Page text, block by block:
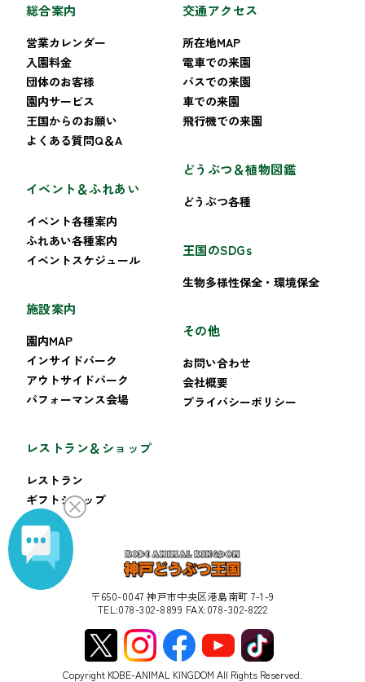
総合案内
営業カレンダー
入園料金
団体のお客様
園内サービス
王国からのお願い
よくある質問Q＆A
イベント＆ふれあい
イベント各種案内
ふれあい各種案内
イベントスケジュール
施設案内
園内MAP
インサイドパーク
アウトサイドパーク
パフォーマンス会場
レストラン＆ショップ
レストラン
ギフトショップ
交通アクセス
所在地MAP
電車での来園
バスでの来園
車での来園
飛行機での来園
どうぶつ＆植物図鑑
どうぶつ各種
王国のSDGs
生物多様性保全・環境保全
その他
お問い合わせ
会社概要
プライバシーポリシー
〒650-0047 神戸市中央区港島南町 7-1-9
TEL:078-302-8899 FAX:078-302-8222
Copyright KOBE-ANIMAL KINGDOM All Rights Reserved.